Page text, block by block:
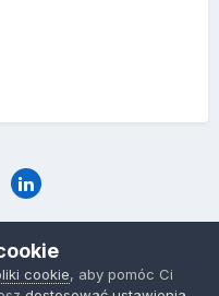
cookie, aby pomóc Ci